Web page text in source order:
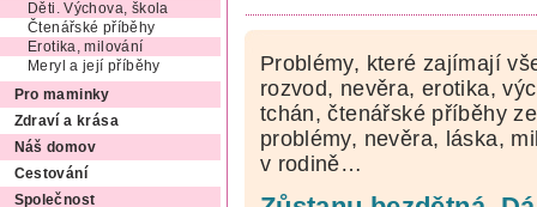
Děti. Výchova, škola
Čtenářské příběhy
Erotika, milování
Meryl a její příběhy
Pro maminky
Zdraví a krása
Náš domov
Cestování
Společnost
Problémy, které zajímají
rozvod, nevěra, erotika,
tchán, čtenářské příběhy
problémy, nevěra, láska,
v rodině…